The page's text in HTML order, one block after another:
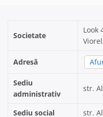
Societate
Look
Viorel
Adresă
Sediu
administrativ
str.
Sediu social
str.